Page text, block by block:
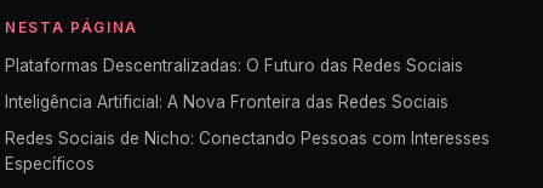
NESTA PÁGINA
Plataformas Descentralizadas: O Futuro das Redes Sociais
Inteligência Artificial: A Nova Fronteira das Redes Sociais
Redes Sociais de Nicho: Conectando Pessoas com Interesses
Específicos